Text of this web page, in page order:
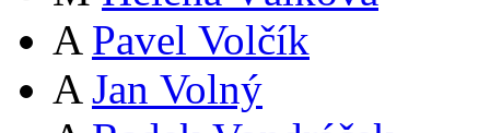
A Pavel Volčík
A Jan Volný